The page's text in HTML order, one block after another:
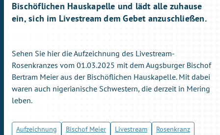
Bischöflichen Hauskapelle und lädt alle zuhause
ein, sich im Livestream dem Gebet anzuschließen.
Sehen Sie hier die Aufzeichnung des Livestream-
Rosenkranzes vom 01.03.2025 mit dem Augsburger Bischof
Bertram Meier aus der Bischöflichen Hauskapelle. Mit dabei
waren auch nigerianische Schwestern, die derzeit in Mering
leben.
Aufzeichnung Bischof Meier Livestream
Rosenkranz